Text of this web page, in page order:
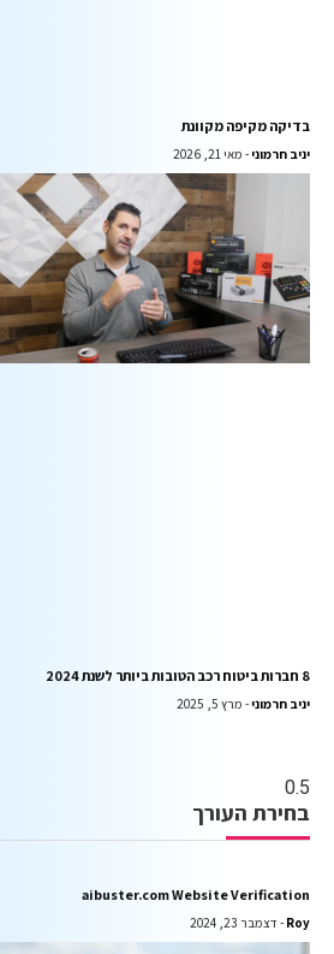
בדיקה מקיפה מקוונת
יניב חרמוני מאי 21, 2026
8 חברות ביטוח רכב הטובות ביותר לשנת 2024
יניב חרמוני מרץ 5, 2025
בחירת העורך
aibuster.com Website Verification
Roy דצמבר 23, 2024